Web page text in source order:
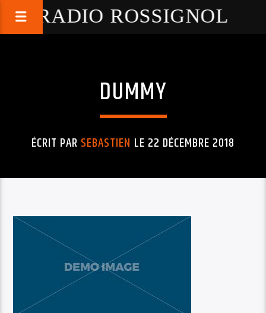
RADIO ROSSIGNOL
DUMMY
ÉCRIT PAR SEBASTIEN LE 22 DÉCEMBRE 2018